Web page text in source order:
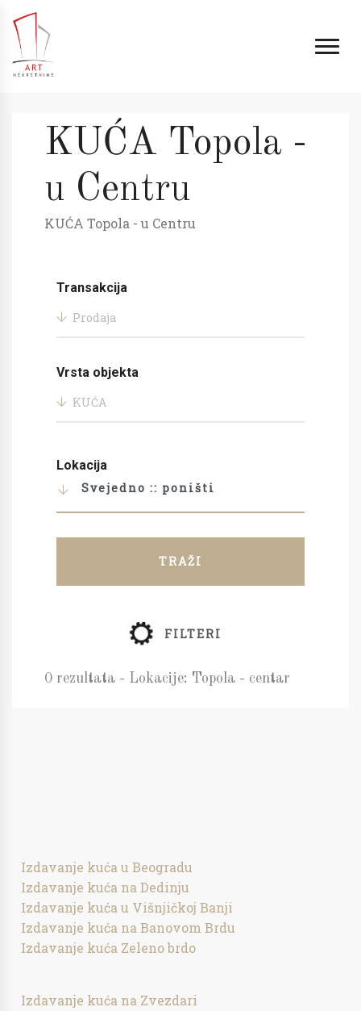
KUĆA Topola -
u Centru
KUĆA Topola - u Centru
Transakcija
Prodaja
Vrsta objekta
KUĆA
Lokacija
Svejedno :: poništi
TRAŽI
FILTERI
0 rezultata - Lokacije: Topola - centar
Izdavanje kuća u Beogradu
Izdavanje kuća na Dedinju
Izdavanje kuća u Višnjičkoj Banji
Izdavanje kuća na Banovom Brdu
Izdavanje kuća Zeleno brdo
Izdavanje kuća na Zvezdari